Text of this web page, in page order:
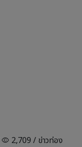
visibility 2,709 / ข่าวท่อง